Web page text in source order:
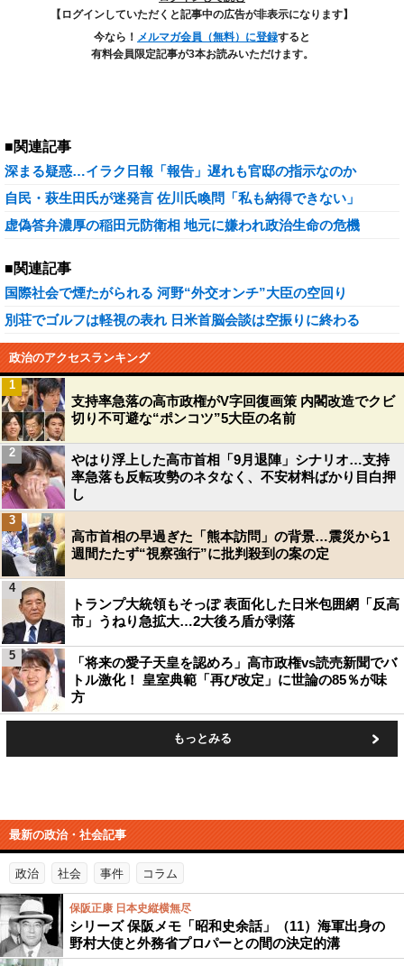
【ログインしていただくと記事中の広告が非表示になります】
今なら！ メルマガ会員（無料）に登録すると
有料会員限定記事が3本お読みいただけます。
■関連記事
深まる疑惑…イラク日報「報告」遅れも官邸の指示なのか
自民・萩生田氏が迷発言 佐川氏喚問「私も納得できない」
虚偽答弁濃厚の稲田元防衛相 地元に嫌われ政治生命の危機
■関連記事
国際社会で煙たがられる 河野“外交オンチ”大臣の空回り
別荘でゴルフは軽視の表れ 日米首脳会談は空振りに終わる
政治のアクセスランキング
支持率急落の高市政権がV字回復画策 内閣改造でクビ
切り不可避な“ポンコツ”5大臣の名前
1
やはり浮上した高市首相「9月退陣」シナリオ…支持
率急落も反転攻勢のネタなく、不安材料ばかり目白押
し
2
高市首相の早過ぎた「熊本訪問」の背景…震災から1
週間たたず“視察強行”に批判殺到の案の定
3
トランプ大統領もそっぽ 表面化した日米包囲網「反高
市」うねり急拡大…2大後ろ盾が剥落
4
「将来の愛子天皇を認めろ」高市政権vs読売新聞でバ
トル激化！ 皇室典範「再び改定」に世論の85％が味
方
5
もっとみる
最新の政治・社会記事
政治 社会 事件 コラム
保阪正康 日本史縦横無尽
シリーズ 保阪メモ「昭和史余話」（11）海軍出身の
野村大使と外務省プロパーとの間の決定的溝